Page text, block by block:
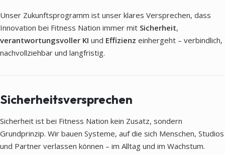
Unser Zukunftsprogramm ist unser klares Versprechen, dass
Innovation bei Fitness Nation immer mit Sicherheit,
verantwortungsvoller KI und Effizienz einhergeht – verbindlich,
nachvollziehbar und langfristig.
Sicherheitsversprechen
Sicherheit ist bei Fitness Nation kein Zusatz, sondern
Grundprinzip. Wir bauen Systeme, auf die sich Menschen, Studios
und Partner verlassen können – im Alltag und im Wachstum.